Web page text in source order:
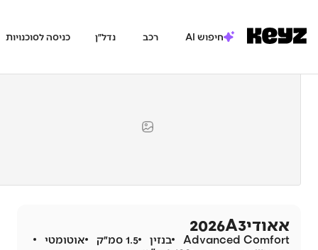
חיפוש AI נדל״ן כניסה לסוכנויות
אאודיA3
2026
Advanced Comfort בנזין 1.5 סמ״ק
אוטומטי